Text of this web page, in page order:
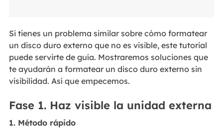
Si tienes un problema similar sobre cómo formatear
un disco duro externo que no es visible, este tutorial
puede servirte de guía. Mostraremos soluciones que
te ayudarán a formatear un disco duro externo sin
visibilidad. Así que empecemos.
Fase 1. Haz visible la unidad externa
1. Método rápido